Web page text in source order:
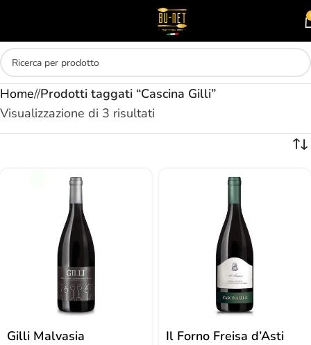
Home/ Prodotti taggati “Cascina Gilli”
Visualizzazione di 3 risultati
Gilli Malvasia
Il Forno Freisa d’Asti